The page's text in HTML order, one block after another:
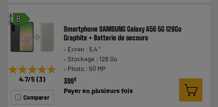
B
A
G
★★★★★
★★★★★
4.7/5 (3)
Comparer
Smartphone SAMSUNG Galaxy A56 5G 128Go
Graphite + Batterie de secours
Ecran : 5,4 "
Stockage : 128 Go
Photo : 50 MP
399€
Payer en plusieurs fois